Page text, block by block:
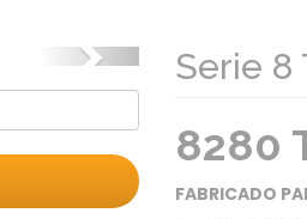
SiguienteSerie 8
8280
FABRICADO